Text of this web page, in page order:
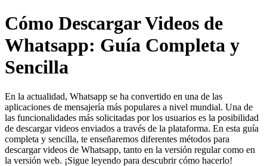
Cómo Descargar Videos de
Whatsapp: Guía Completa y
Sencilla
En la actualidad, Whatsapp se ha convertido en una de las
aplicaciones de mensajería más populares a nivel mundial. Una de
las funcionalidades más solicitadas por los usuarios es la posibilidad
de descargar videos enviados a través de la plataforma. En esta guía
completa y sencilla, te enseñaremos diferentes métodos para
descargar videos de Whatsapp, tanto en la versión regular como en
la versión web. ¡Sigue leyendo para descubrir cómo hacerlo!